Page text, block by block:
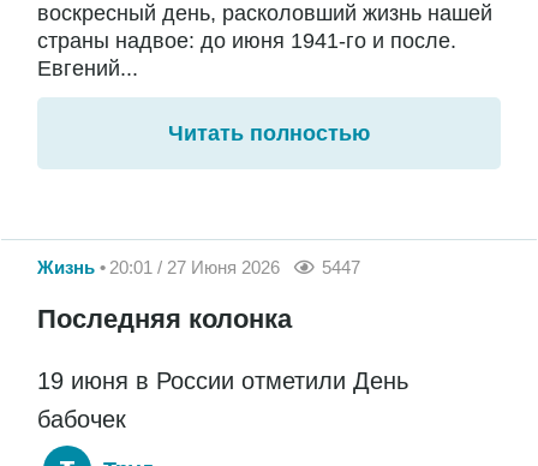
воскресный день, расколовший жизнь нашей
страны надвое: до июня 1941-го и после.
Евгений...
Читать полностью
Жизнь 20:01 / 27 Июня 2026 5447
Последняя колонка
19 июня в России отметили День
бабочек